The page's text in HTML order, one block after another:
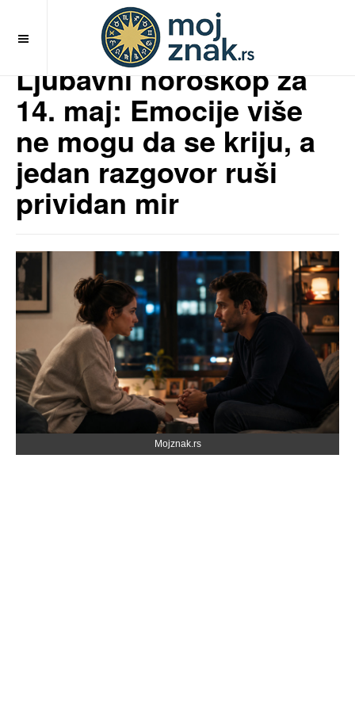
Ljubavni horoskop za
14. maj: Emocije više
ne mogu da se kriju, a
jedan razgovor ruši
prividan mir
Mojznak.rs